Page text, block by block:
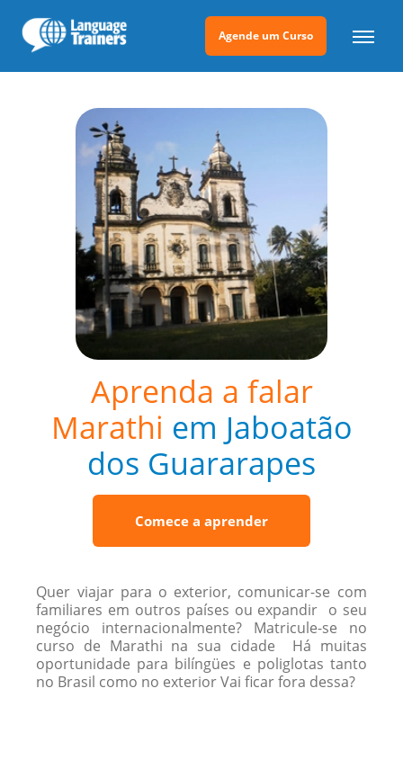
Agende um Curso
Aprenda a falar
Marathi em Jaboatão
dos Guararapes
Comece a aprender
Quer viajar para o exterior, comunicar-se com
familiares em outros países ou expandir o seu
negócio internacionalmente? Matricule-se no
curso de Marathi na sua cidade Há muitas
oportunidade para bilíngües e poliglotas tanto
no Brasil como no exterior Vai ficar fora dessa?